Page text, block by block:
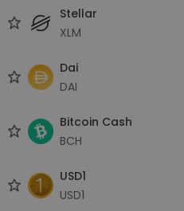
Stellar
XLM
Dai
DAI
Bitcoin Cash
BCH
USD1
USD1